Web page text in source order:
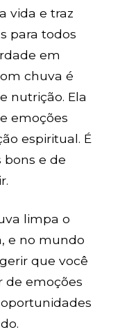
vida e traz
para todos
em
chuva é
nutrição. Ela
emoções
espiritual. É
e de
limpa o
e no mundo
que você
de emoções